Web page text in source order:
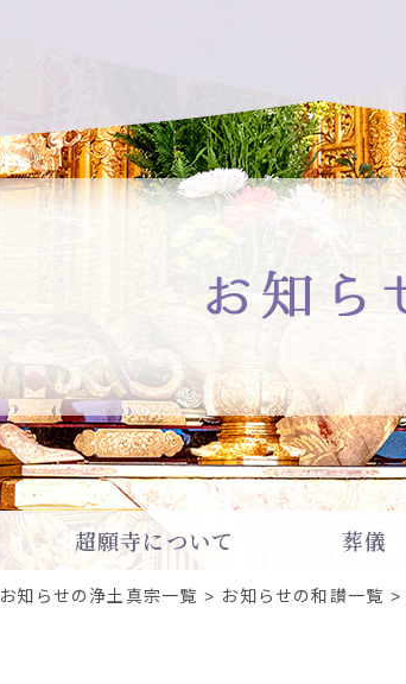
お知らせの浄土真宗一覧 お知らせの和讃一覧
超願寺について 葬儀